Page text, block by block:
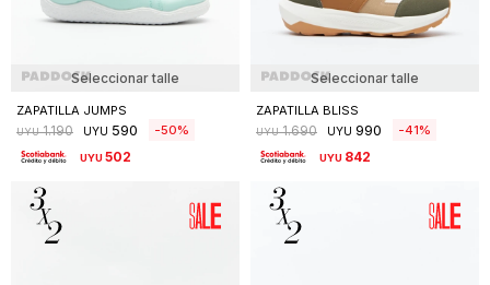
Seleccionar talle
ZAPATILLA JUMPS
UYU 1.190 UYU 590 50
UYU502
Seleccionar talle
ZAPATILLA BLISS
UYU 1.690 UYU 990 41
UYU 842